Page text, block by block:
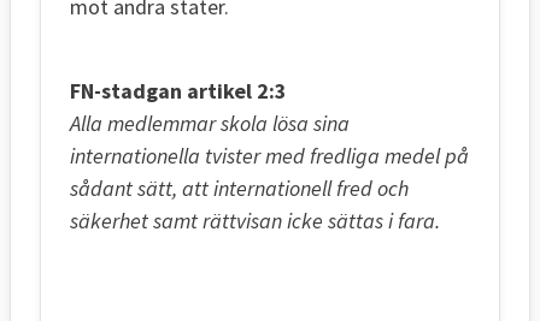
mot andra stater.
FN-stadgan artikel 2:3
Alla medlemmar skola lösa sina
internationella tvister med fredliga medel på
sådant sätt, att internationell fred och
säkerhet samt rättvisan icke sättas i fara.